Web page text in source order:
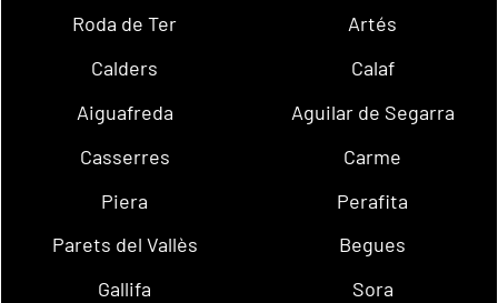
Roda de Ter
Artés
Calders
Calaf
Aiguafreda
Aguilar de Segarra
Casserres
Carme
Piera
Perafita
Parets del Vallès
Begues
Gallifa
Sora